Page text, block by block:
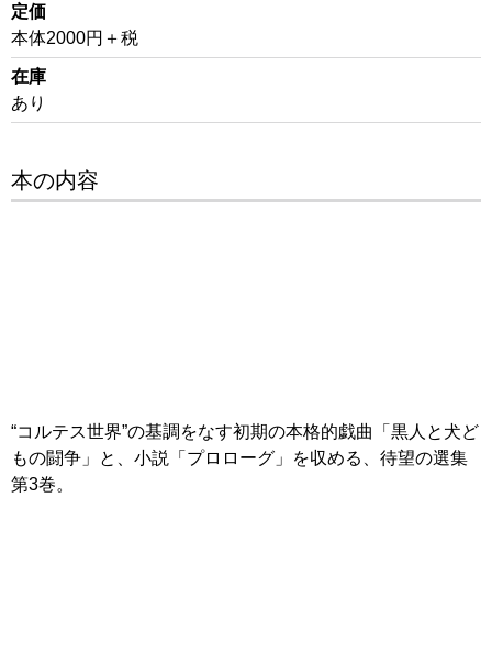
定価
本体2000円＋税
在庫
あり
本の内容
“コルテス世界”の基調をなす初期の本格的戯曲「黒人と犬ど
もの闘争」と、小説「プロローグ」を収める、待望の選集
第3巻。